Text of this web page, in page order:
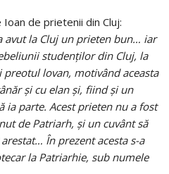
de prietenii din Cluj:
avut la Cluj un prieten bun… iar
studenţilor din Cluj, la
lovan, motivând aceasta
şi cu elan şi, fiind şi un
ia parte. Acest prieten nu a fost
de Patriarh, şi un cuvânt să
În prezent acesta s-a
la Patriarhie, sub numele